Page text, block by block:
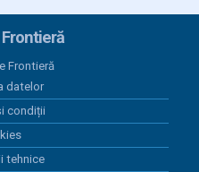
Frontieră
datelor
condiții
tehnice